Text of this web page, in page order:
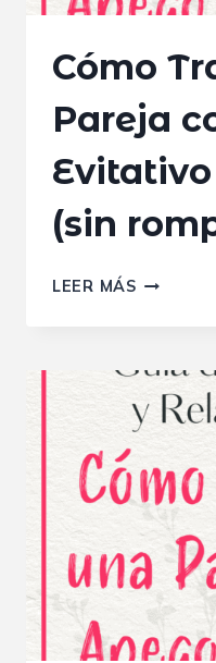
Cómo
Pareja
(sin
LEER MÁSCÓMO
PAREJA
CON
APEGO
/
EVASIVO
(SIN
TÚ)